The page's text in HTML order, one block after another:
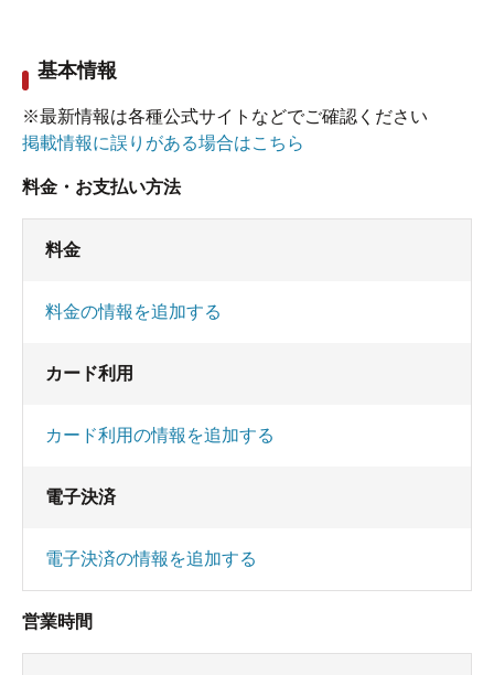
基本情報
※最新情報は各種公式サイトなどでご確認ください
掲載情報に誤りがある場合はこちら
料金・お支払い方法
料金
料金の情報を追加する
カード利用
カード利用の情報を追加する
電子決済
電子決済の情報を追加する
営業時間